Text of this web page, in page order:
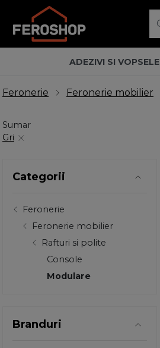
ADEZIVI SI VOPSELE
Feronerie Feronerie mobilier
Sumar
Gri
Categorii
Feronerie
Feronerie mobilier
Rafturi si polite
Console
Modulare
Branduri